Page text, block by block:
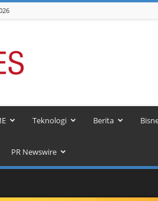
Teknologi Berita
PR Newswire